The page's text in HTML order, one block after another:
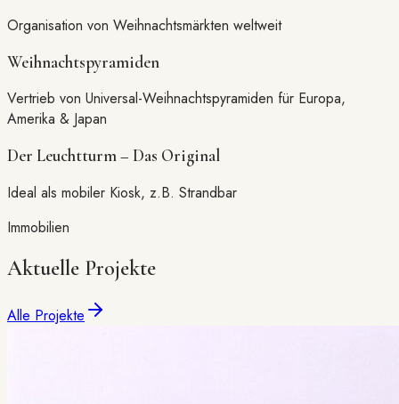
Organisation von Weihnachtsmärkten weltweit
Weihnachtspyramiden
Vertrieb von Universal-Weihnachtspyramiden für Europa,
Amerika & Japan
Der Leuchtturm – Das Original
Ideal als mobiler Kiosk, z.B. Strandbar
Immobilien
Aktuelle Projekte
Alle Projekte